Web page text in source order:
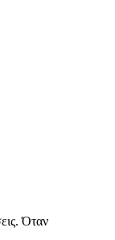
της
Όταν